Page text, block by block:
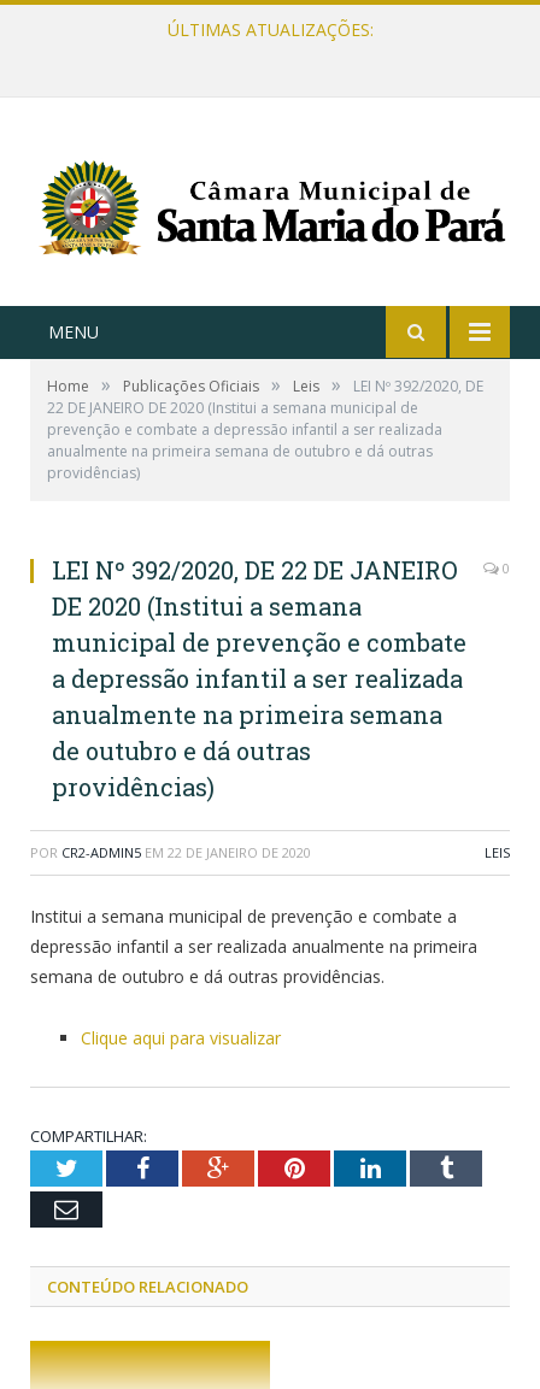
ÚLTIMAS ATUALIZAÇÕES:
MENU
Home » Publicações Oficiais » Leis »
LEI Nº 392/2020, DE
22 DE JANEIRO DE 2020 (Institui a semana municipal de
prevenção e combate a depressão infantil a ser realizada
anualmente na primeira semana de outubro e dá outras
providências)
LEI Nº 392/2020, DE 22 DE JANEIRO
DE 2020 (Institui a semana
municipal de prevenção e combate
a depressão infantil a ser realizada
anualmente na primeira semana
de outubro e dá outras
providências)
0
POR CR2-ADMIN5 EM 22 DE JANEIRO DE 2020 LEIS
Institui a semana municipal de prevenção e combate a
depressão infantil a ser realizada anualmente na primeira
semana de outubro e dá outras providências.
Clique aqui para visualizar
COMPARTILHAR:
TwitterFacebookGoogle+PinterestLinkedInTumblr
Email
CONTEÚDO RELACIONADO